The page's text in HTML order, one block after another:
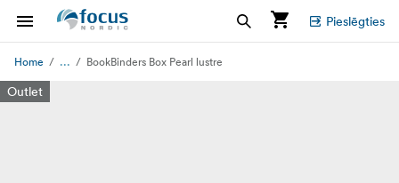
Pieslēgties
Home ... BookBinders Box Pearl lustre
Outlet